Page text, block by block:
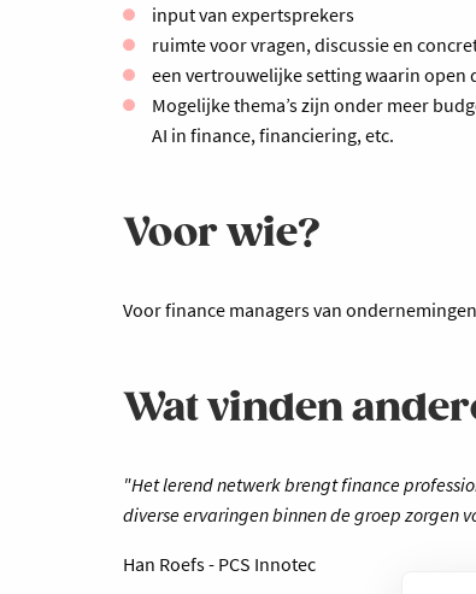
input van expertsprekers
ruimte voor vragen, discussie en
een vertrouwelijke setting waarin open
Mogelijke thema’s zijn onder meer
AI in finance, financiering, etc.
Voor wie?
Voor finance managers van
Wat vinden
"Het lerend netwerk brengt finance
diverse ervaringen binnen de groep zorgen
Han Roefs - PCS Innotec